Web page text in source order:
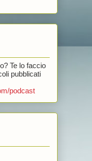
Te lo faccio
pubblicati
podcast